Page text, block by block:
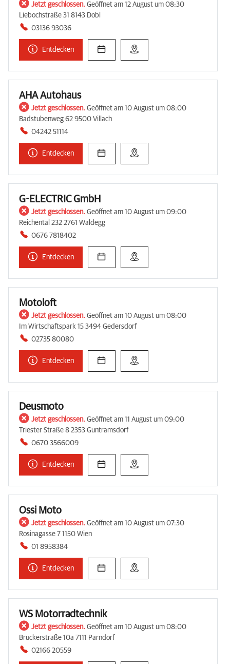
Jetzt geschlossen. Geöffnet am 12 August um 08:30
Liebochstraße 31 8143 Dobl
03136 93036
Entdecken
AHA Autohaus
Jetzt geschlossen. Geöffnet am 10 August um 08:00
Badstubenweg 62 9500 Villach
04242 51114
Entdecken
G-ELECTRIC GmbH
Jetzt geschlossen. Geöffnet am 10 August um 09:00
Reichental 232 2761 Waldegg
0676 7818402
Entdecken
Motoloft
Jetzt geschlossen. Geöffnet am 10 August um 08:00
Im Wirtschaftspark 15 3494 Gedersdorf
02735 80080
Entdecken
Deusmoto
Jetzt geschlossen. Geöffnet am 11 August um 09:00
Triester Straße 8 2353 Guntramsdorf
0670 3566009
Entdecken
Ossi Moto
Jetzt geschlossen. Geöffnet am 10 August um 07:30
Rosinagasse 7 1150 Wien
01 8958384
Entdecken
WS Motorradtechnik
Jetzt geschlossen. Geöffnet am 10 August um 08:00
Bruckerstraße 10a 7111 Parndorf
02166 20559